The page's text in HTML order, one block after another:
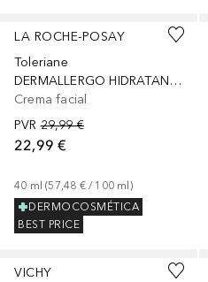
LA ROCHE-POSAY
Toleriane
DERMALLERGO HIDRATANTE CON NEUROSENSINA
Crema facial
PVR 29,99 €
22,99 €
40 ml (57,48 € / 100 ml )
DERMOCOSMÉTICA
BEST PRICE
VICHY
+ 3